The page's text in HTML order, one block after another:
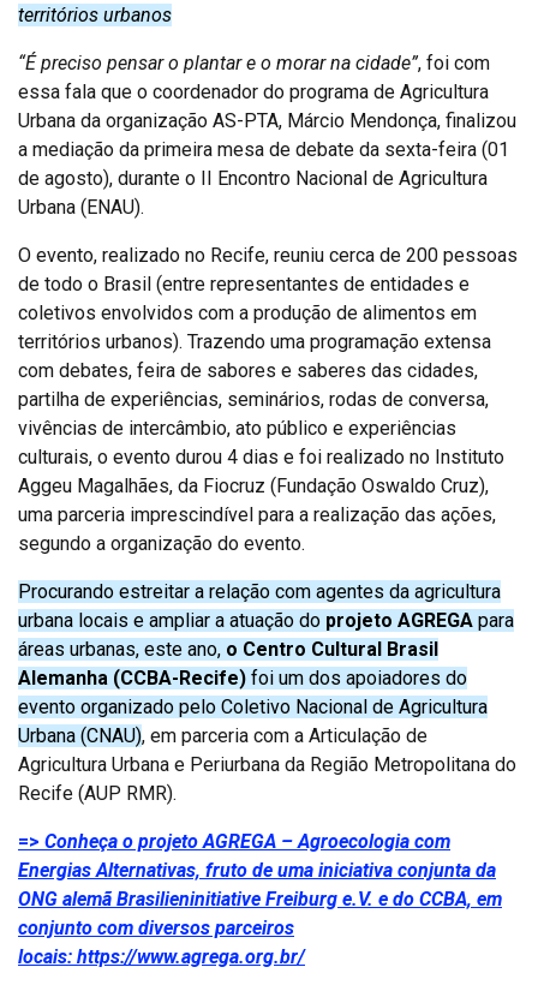
territórios urbanos
“É preciso pensar o plantar e o morar na cidade”, foi com
essa fala que o coordenador do programa de Agricultura
Urbana da organização AS-PTA, Márcio Mendonça, finalizou
a mediação da primeira mesa de debate da sexta-feira (01
de agosto), durante o II Encontro Nacional de Agricultura
Urbana (ENAU).
O evento, realizado no Recife, reuniu cerca de 200 pessoas
de todo o Brasil (entre representantes de entidades e
coletivos envolvidos com a produção de alimentos em
territórios urbanos). Trazendo uma programação extensa
com debates, feira de sabores e saberes das cidades,
partilha de experiências, seminários, rodas de conversa,
vivências de intercâmbio, ato público e experiências
culturais, o evento durou 4 dias e foi realizado no Instituto
Aggeu Magalhães, da Fiocruz (Fundação Oswaldo Cruz),
uma parceria imprescindível para a realização das ações,
segundo a organização do evento.
Procurando estreitar a relação com agentes da agricultura
urbana locais e ampliar a atuação do projeto AGREGA para
áreas urbanas, este ano, o Centro Cultural Brasil
Alemanha (CCBA-Recife) foi um dos apoiadores do
evento organizado pelo Coletivo Nacional de Agricultura
Urbana (CNAU), em parceria com a Articulação de
Agricultura Urbana e Periurbana da Região Metropolitana do
Recife (AUP RMR).
=> Conheça o projeto AGREGA – Agroecologia com
Energias Alternativas, fruto de uma iniciativa conjunta da
ONG alemã Brasilieninitiative Freiburg e.V. e do CCBA, em
conjunto com diversos parceiros
locais: https://www.agrega.org.br/